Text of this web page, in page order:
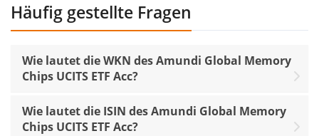
Häufig gestellte Fragen
Wie lautet die WKN des Amundi Global Memory
Chips UCITS ETF Acc?
Wie lautet die ISIN des Amundi Global Memory
Chips UCITS ETF Acc?